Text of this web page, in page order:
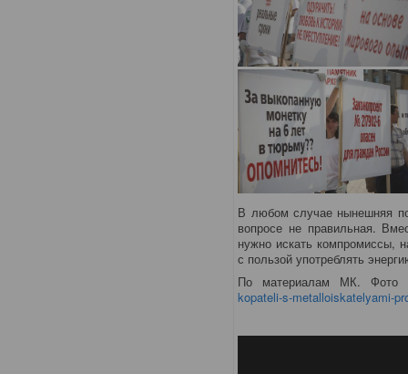
В любом случае нынешняя
вопросе не правильная.
нужно искать компромиссы,
с пользой употреблять
По материалам МК. Фото
kopateli-s-metalloiskatelyami-